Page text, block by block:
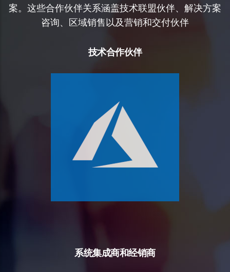
案。这些合作伙伴关系涵盖技术联盟伙伴、解决方案
咨询、区域销售以及营销和交付伙伴
技术合作伙伴
系统集成商和经销商